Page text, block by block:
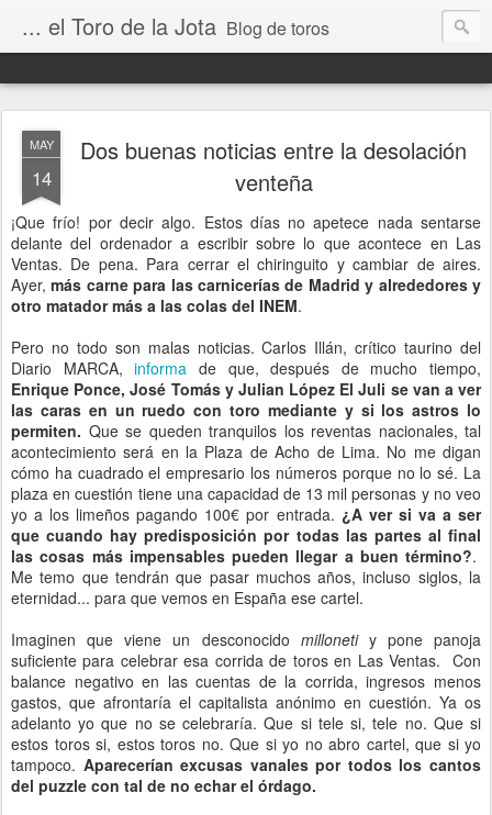
... el Toro de la Jota Blog de toros
MAY
14
Dos buenas noticias entre la desolación
venteña
¡Que frío! por decir algo. Estos días no apetece nada sentarse
delante del ordenador a escribir sobre lo que acontece en Las
Ventas. De pena. Para cerrar el chiringuito y cambiar de aires.
Ayer,más carne para las carnicerías de Madrid y alrededores y
otro matador más a las colas del INEM.
Pero no todo son malas noticias. Carlos Illán, crítico taurino del
Diario MARCA,informa de que, después de mucho tiempo,
Enrique Ponce, José Tomás y Julian López El Juli se van a ver
las caras en un ruedo con toro mediante y si los astros lo
permiten. Que se queden tranquilos los reventas nacionales, tal
acontecimiento será en la Plaza de Acho de Lima. No me digan
cómo ha cuadrado el empresario los números porque no lo sé. La
plaza en cuestión tiene una capacidad de 13 mil personas y no veo
yo a los limeños pagando 100€ por entrada. ¿A ver si va a ser
que cuando hay predisposición por todas las partes al final
las cosas más impensables pueden llegar a buen término?.
Me temo que tendrán que pasar muchos años, incluso siglos, la
eternidad... para que vemos en España ese cartel.
Imaginen que viene un desconocido millonetiy pone panoja
suficiente para celebrar esa corrida de toros en Las Ventas. Con
balance negativo en las cuentas de la corrida, ingresos menos
gastos, que afrontaría el capitalista anónimo en cuestión. Ya os
adelanto yo que no se celebraría. Que si tele si, tele no. Que si
estos toros si, estos toros no. Que si yo no abro cartel, que si yo
tampoco. Aparecerían excusas vanales por todos los cantos
del puzzle con tal de no echar el órdago.